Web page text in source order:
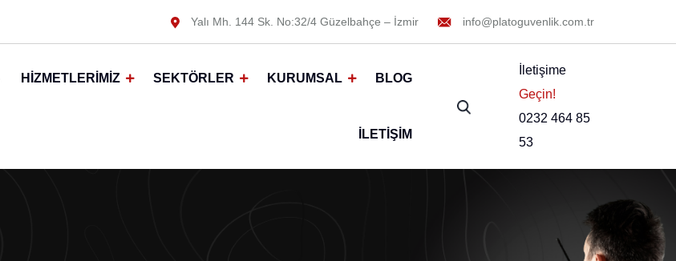
Yalı Mh. 144 Sk. No:32/4 Güzelbahçe – İzmir info@platoguvenlik.com.tr
HIZMETLERIMIZ SEKTÖRLER KURUMSAL BLOG
İLETIŞIM
İletişime
Geçin!
0232 464 85
53